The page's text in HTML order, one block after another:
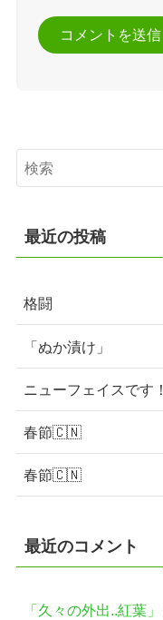
最近の投稿
格闘
「ぬか漬け」
ニューフェイスです！
春節🇨🇳
春節🇨🇳
最近のコメント
「久々の外出..紅葉」